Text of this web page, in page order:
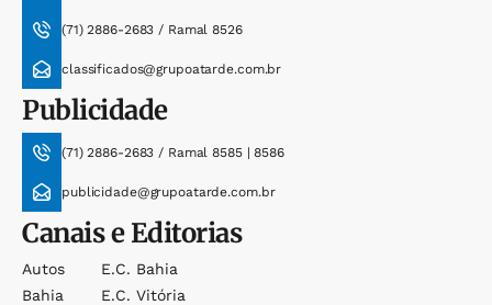
(71) 2886-2683 / Ramal 8526
classificados@grupoatarde.com.br
Publicidade
(71) 2886-2683 / Ramal 8585 | 8586
publicidade@grupoatarde.com.br
Canais e Editorias
Autos
Bahia
E.c. Bahia
E.c. Vitória